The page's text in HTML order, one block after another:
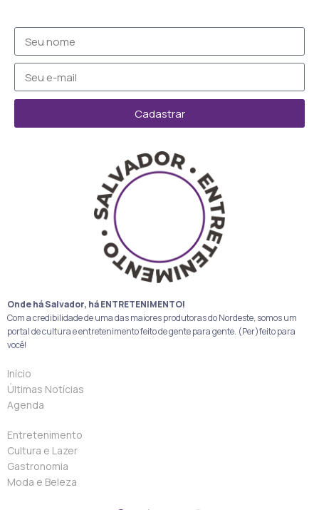
Cadastrar
Onde há Salvador, há ENTRETENIMENTO!
Com a credibilidade de uma das maiores produtoras do Nordeste, somos um
portal de cultura e entretenimento feito de gente para gente. (Per)feito para
você!
Início
Últimas Notícias
Agenda
Entretenimento
Cultura e Lazer
Gastronomia
Moda e Beleza